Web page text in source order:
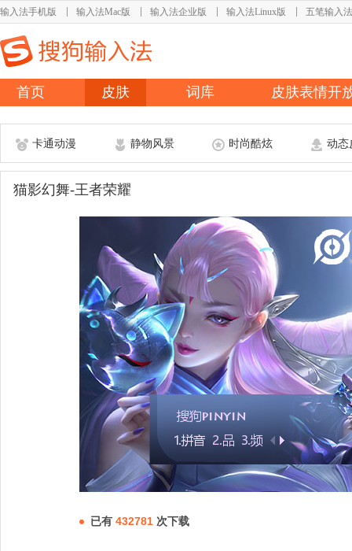
输入法手机版 输入法Mac版 输入法企业版 输入法Linux版 五笔输入法
首页 皮肤 词库 皮肤表情开
卡通动漫 静物风景 时尚酷炫 动态
猫影幻舞-王者荣耀
已有 432781 次下载